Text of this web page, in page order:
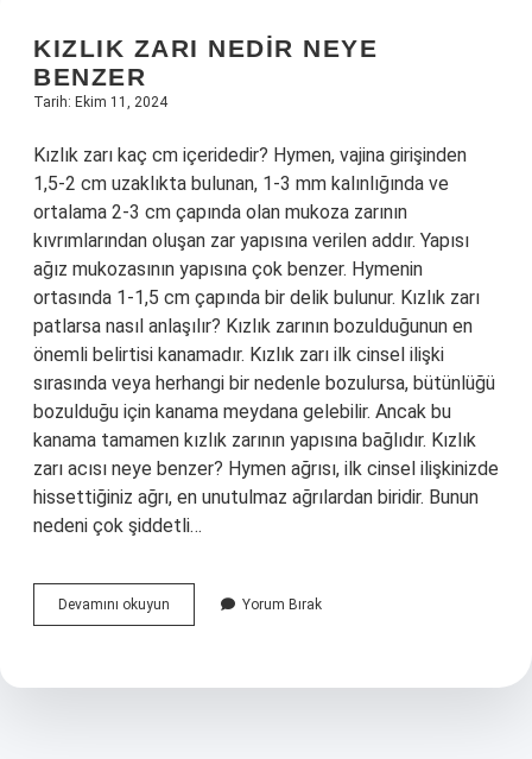
KIZLIK ZARI NEDIR NEYE
BENZER
Tarih: Ekim 11, 2024
Kızlık zarı kaç cm içeridedir? Hymen, vajina girişinden
1,5-2 cm uzaklıkta bulunan, 1-3 mm kalınlığında ve
ortalama 2-3 cm çapında olan mukoza zarının
kıvrımlarından oluşan zar yapısına verilen addır. Yapısı
ağız mukozasının yapısına çok benzer. Hymenin
ortasında 1-1,5 cm çapında bir delik bulunur. Kızlık zarı
patlarsa nasıl anlaşılır? Kızlık zarının bozulduğunun en
önemli belirtisi kanamadır. Kızlık zarı ilk cinsel ilişki
sırasında veya herhangi bir nedenle bozulursa, bütünlüğü
bozulduğu için kanama meydana gelebilir. Ancak bu
kanama tamamen kızlık zarının yapısına bağlıdır. Kızlık
zarı acısı neye benzer? Hymen ağrısı, ilk cinsel ilişkinizde
hissettiğiniz ağrı, en unutulmaz ağrılardan biridir. Bunun
nedeni çok şiddetli…
Devamını okuyun
Zarı
Benzer
Yorum Bırak